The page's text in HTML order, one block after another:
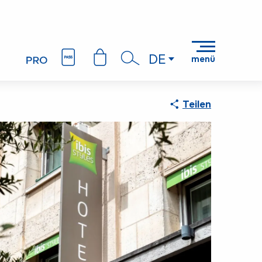
DE menü
Teilen